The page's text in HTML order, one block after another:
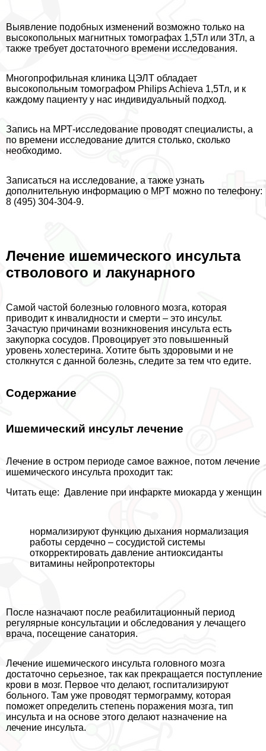
Выявление подобных изменений возможно только на
высокопольных магнитных томографах 1,5Тл или 3Тл, а
также требует достаточного времени исследования.
Многопрофильная клиника ЦЭЛТ обладает
высокопольным томографом Philips Achieva 1,5Тл, и к
каждому пациенту у нас индивидуальный подход.
Запись на МРТ-исследование проводят специалисты, а
по времени исследование длится столько, сколько
необходимо.
Записаться на исследование, а также узнать
дополнительную информацию о МРТ можно по телефону:
8 (495) 304-304-9.
Лечение ишемического инсульта
стволового и лакунарного
Самой частой болезнью головного мозга, которая
приводит к инвалидности и cмepти – это инсульт.
Зачастую причинами возникновения инсульта есть
закупорка сосудов. Провоцирует это повышенный
уровень холестерина. Хотите быть здоровыми и не
столкнутся с данной болезнь, следите за тем что едите.
Содержание
Ишемический инсульт лечение
Лечение в остром периоде самое важное, потом лечение
ишемического инсульта проходит так:
Читать еще: Давление при инфаркте миокарда у женщин
нормализируют функцию дыхания нормализация
работы сердечно – сосудистой системы
откорректировать давление антиоксиданты
витамины нейропротекторы
После назначают после реабилитационный период
регулярные консультации и обследования у лечащего
врача, посещение санатория.
Лечение ишемического инсульта головного мозга
достаточно серьезное, так как прекращается поступление
крови в мозг. Первое что делают, госпитализируют
больного. Там уже проводят термограмму, которая
поможет определить степень поражения мозга, тип
инсульта и на основе этого делают назначение на
лечение инсульта.